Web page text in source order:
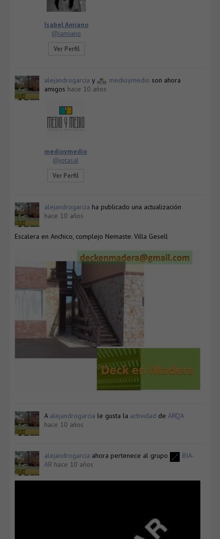
Isabel Amiano
@iamiano
Ver Perfil
alejandrogarcia y medioymedio son ahora
amigos hace 10 años
medioymedio
@jotasal
Ver Perfil
alejandrogarcia ha publicado una actualización
hace 10 años
Escalera en Anchico, complejo Nemaste. Villa Gesell
A alejandrogarcia le gusta la actividad de ARQA
hace 10 años
alejandrogarcia ahora pertenece al grupo
BIA-
AR hace 10 años